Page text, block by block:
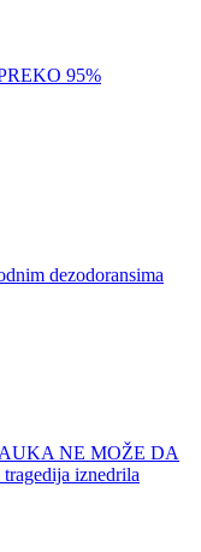
95%
dezodoransima
NE MOŽE DA
iznedrila